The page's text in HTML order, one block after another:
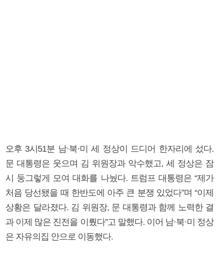
오후 3시51분 남·북·미 세 정상이 드디어 한자리에 섰다.
문 대통령은 웃으며 김 위원장과 악수했고, 세 정상은 잠
시 둥그렇게 모여 대화를 나눴다. 트럼프 대통령은 “제가
처음 당선됐을 때 한반도에 아주 큰 분쟁 있었다”며 “이제
상황은 달라졌다. 김 위원장, 문 대통령과 함께 노력한 결
과 이제 많은 진전을 이뤘다”고 말했다. 이어 남·북·미 정상
은 자유의집 안으로 이동했다.